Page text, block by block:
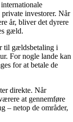
investorer. Når
år, bliver det dyrere
gæld.
til gældsbetaling i
For nogle lande kan
for at betale de
direkte. Når
at gennemføre
– netop de områder,